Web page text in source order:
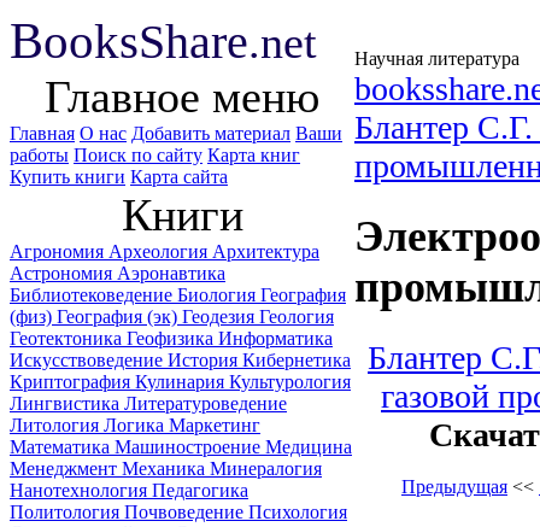
BooksShare.net Научная литература
Главное меню
Главная О нас Добавить материал Ваши
работы Поиск по сайту Карта книг
Купить книги Карта сайта
Книги
Агрономия Археология Архитектура
Астрономия Аэронавтика
Библиотековедение Биология География
(физ) География (эк) Геодезия Геология
Геотектоника Геофизика Информатика
Искусствоведение История Кибернетика
Криптография Кулинария Культурология
Лингвистика Литературоведение
Литология Логика Маркетинг
Математика Машиностроение Медицина
Менеджмент Механика Минералогия
Нанотехнология Педагогика
Политология Почвоведение Психология
Блантер С.Г.
Блантер
газовой
Предыдущая <<